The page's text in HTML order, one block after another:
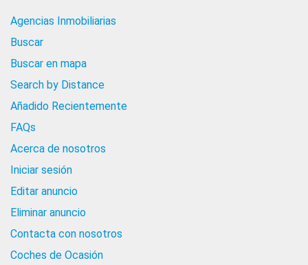
Agencias Inmobiliarias
Buscar
Buscar en mapa
Search by Distance
Añadido Recientemente
FAQs
Acerca de nosotros
Iniciar sesión
Editar anuncio
Eliminar anuncio
Contacta con nosotros
Coches de Ocasión